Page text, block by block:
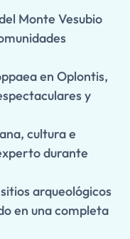
Monte Vesubio
en Oplontis,
y
cultura e
durante
arqueológicos
en una completa